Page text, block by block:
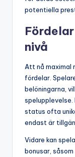
potentiella
nivå
Att nå maximal
fördelar.
belöningarna,
spelupplevelse.
status ofta
endast är
Vidare kan
bonusar,